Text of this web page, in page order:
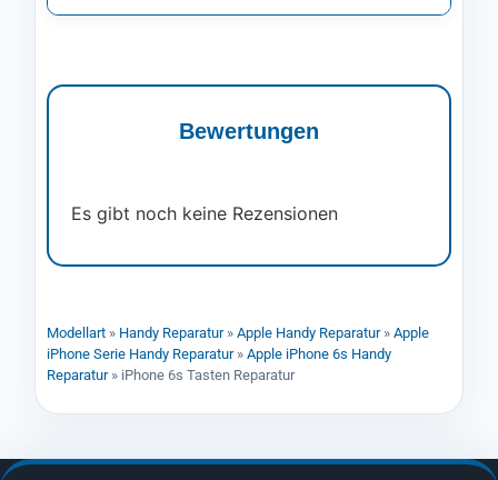
Bewertungen
Es gibt noch keine Rezensionen
Modellart » Handy Reparatur» Apple Handy Reparatur» Apple
iPhone Serie Handy Reparatur» Apple iPhone 6s Handy
Reparatur» iPhone 6s Tasten Reparatur